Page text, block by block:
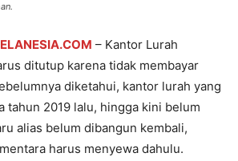
– Kantor Lurah
ditutup karena tidak membayar
diketahui, kantor lurah yang
tahun 2019 lalu, hingga kini belum
alias belum dibangun kembali,
harus menyewa dahulu.